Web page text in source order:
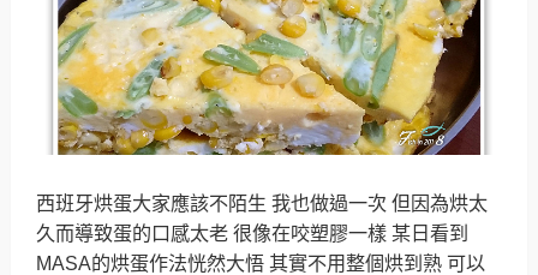
西班牙烘蛋大家應該不陌生 我也做過一次 但因為烘太
久而導致蛋的口感太老 很像在咬塑膠一樣 某日看到
MASA的烘蛋作法恍然大悟 其實不用整個烘到熟 可以